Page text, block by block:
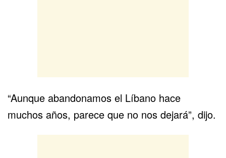
“Aunque abandonamos el Líbano hace
muchos años, parece que no nos dejará”, dijo.